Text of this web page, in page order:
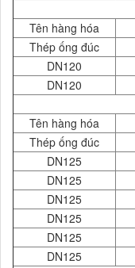
Tên hàng hóa
Thép ống đúc
DN120
DN120
Tên hàng hóa
Thép ống đúc
DN125
DN125
DN125
DN125
DN125
DN125